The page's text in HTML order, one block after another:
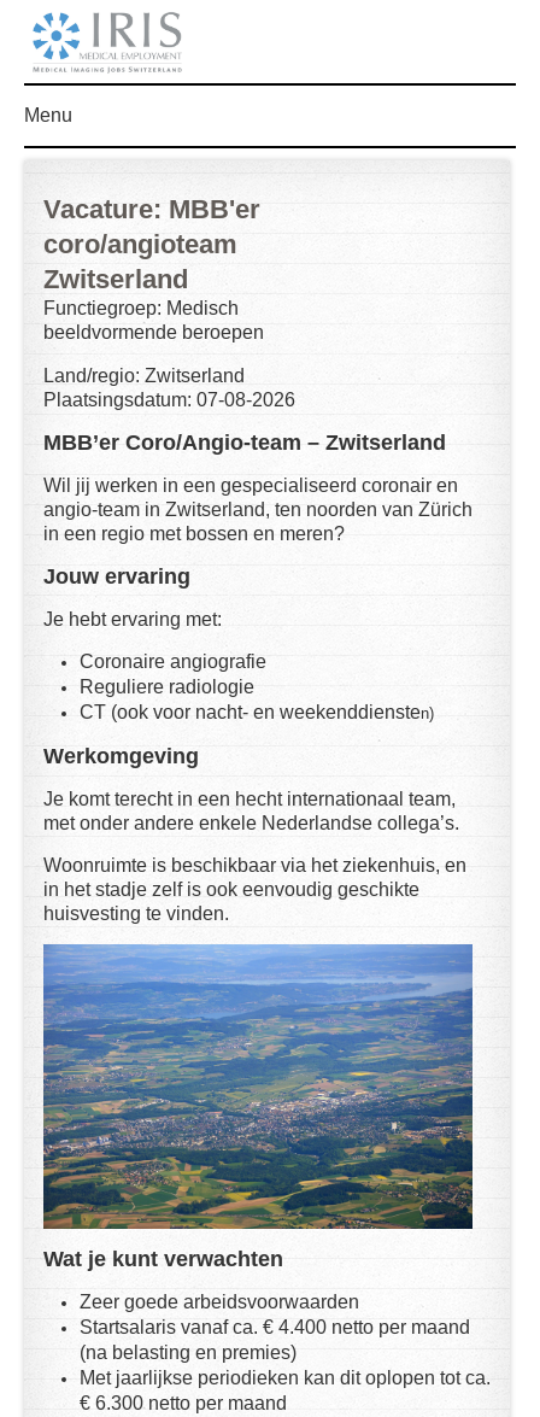
Menu
Vacature: MBB'er
coro/angioteam
Zwitserland
Functiegroep: Medisch
beeldvormende beroepen
Land/regio: Zwitserland
Plaatsingsdatum: 07-08-2026
MBB’er Coro/Angio-team – Zwitserland
Wil jij werken in een gespecialiseerd coronair en
angio-team in Zwitserland, ten noorden van Zürich
in een regio met bossen en meren?
Jouw ervaring
Je hebt ervaring met:
Coronaire angiografie
Reguliere radiologie
CT (ook voor nacht- en weekenddiensten)
Werkomgeving
Je komt terecht in een hecht internationaal team,
met onder andere enkele Nederlandse collega’s.
Woonruimte is beschikbaar via het ziekenhuis, en
in het stadje zelf is ook eenvoudig geschikte
huisvesting te vinden.
Wat je kunt verwachten
Zeer goede arbeidsvoorwaarden
Startsalaris vanaf ca. € 4.400 netto per maand
(na belasting en premies)
Met jaarlijkse periodieken kan dit oplopen tot ca.
€ 6.300 netto per maand